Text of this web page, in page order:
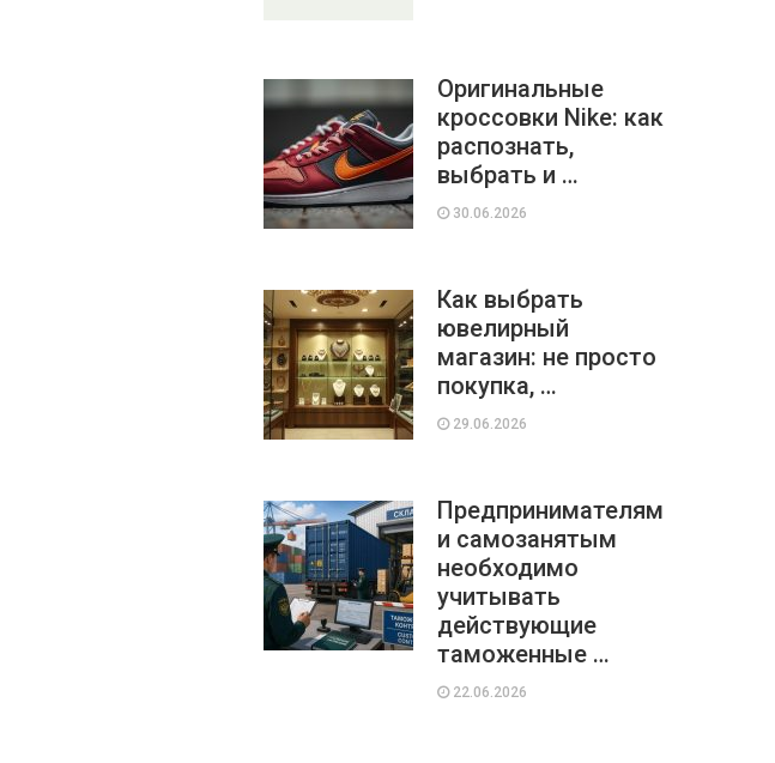
Оригинальные
кроссовки Nike: как
распознать,
выбрать и …
30.06.2026
Как выбрать
ювелирный
магазин: не просто
покупка, …
29.06.2026
Предпринимателям
и самозанятым
необходимо
учитывать
действующие
таможенные …
22.06.2026